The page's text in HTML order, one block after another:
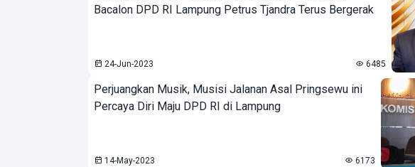
Bacalon DPD RI Lampung Petrus Tjandra Terus Bergerak
24-Jun-2023 6485
Perjuangkan Musik, Musisi Jalanan Asal Pringsewu ini
Percaya Diri Maju DPD RI di Lampung
14-May-2023 6173